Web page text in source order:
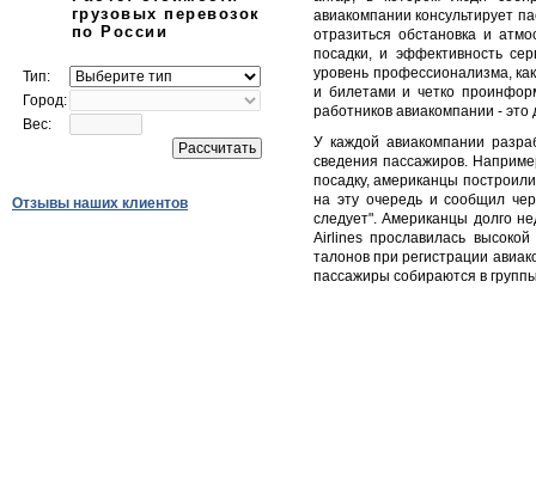
грузовых перевозок
по России
Тип:
Город:
Вес:
Отзывы наших клиентов
авиакомпании консультирует
отразиться обстановка и
посадки, и эффективность
уровень профессионализма,
и билетами и четко
работников авиакомпании -
У каждой авиакомпании
сведения пассажиров.
посадку, американцы
на эту очередь и сообщил
следует". Американцы долго
Airlines прославилась
талонов при регистрации
пассажиры собираются в